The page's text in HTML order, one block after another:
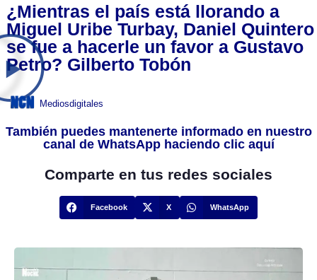
¿Mientras el país está llorando a
Miguel Uribe Turbay, Daniel Quintero
se fue a hacerle un favor a Gustavo
Petro? Gilberto Tobón
Mediosdigitales
También puedes mantenerte informado en nuestro
canal de WhatsApp haciendo clic aquí
Comparte en tus redes sociales
Facebook X WhatsApp